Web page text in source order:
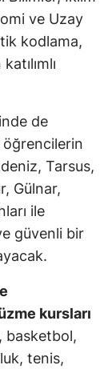
ve Uzay
kodlama,
de
öğrencilerin
Tarsus,
Gülnar,
ile
güvenli bir
kursları
basketbol,
tenis,